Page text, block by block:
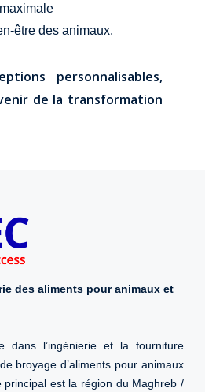
être des animaux.
personnalisables,
de la transformation
des aliments pour animaux et
dans l’ingénierie et la fourniture
broyage d’aliments pour animaux
est la région du Maghreb /